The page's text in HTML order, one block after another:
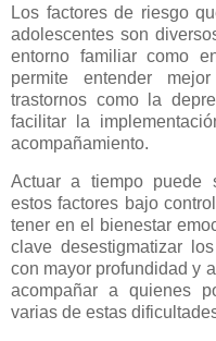
Los factores de riesgo
adolescentes son
entorno familiar como
permite entender
trastornos como la
facilitar la
acompañamiento.
Actuar a tiempo puede
estos factores bajo
tener en el bienestar
clave desestigmatizar
con mayor profundidad y
acompañar a quienes
varias de estas